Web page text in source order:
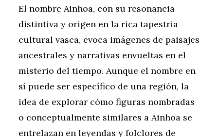
El nombre Ainhoa, con su resonancia
distintiva y origen en la rica tapestria
cultural vasca, evoca imágenes de paisajes
ancestrales y narrativas envueltas en el
misterio del tiempo. Aunque el nombre en
sí puede ser específico de una región, la
idea de explorar cómo figuras nombradas
o conceptualmente similares a Ainhoa se
entrelazan en leyendas y folclores de